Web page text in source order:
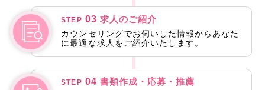
STEP 03 求人のご紹介
カウンセリングでお伺いした情報からあなた
に最適な求人をご紹介いたします。
STEP 04 書類作成・応募・推薦